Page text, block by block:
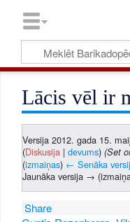
Lācis vēl ir
Versija 2012. gada 15.
(Diskusija |devums) (Set
(izmaiņas) ← Senāka
Jaunāka versija →
Share